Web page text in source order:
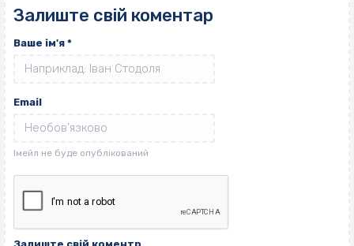
Залиште свій коментар
Ваше ім'я *
Email